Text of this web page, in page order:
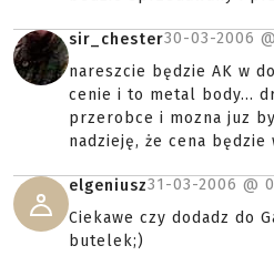
sir_chester30-03-2006 @
nareszcie będzie AK w
cenie i to metal body...
przerobce i mozna juz
nadzieję, że cena
elgeniusz31-03-2006 @
Ciekawe czy dodadz do
butelek;)